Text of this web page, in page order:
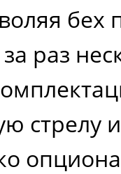
раз
стрелу